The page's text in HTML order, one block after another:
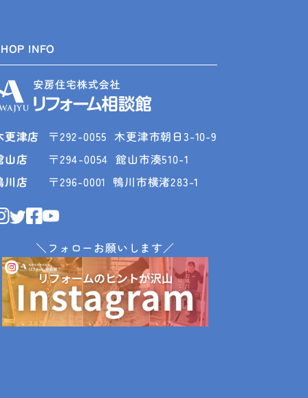
INFO
更津店 〒292-0055 木更津市朝日3-10-9
山店 〒294-0054 館山市湊510-1
川店 〒296-0001 鴨川市横渚283-1
＼フォローお願いします／